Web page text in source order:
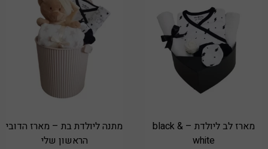
מארז לב ליולדת – black &
white
מתנה ליולדת בת – מארז הדובי
הראשון שלי